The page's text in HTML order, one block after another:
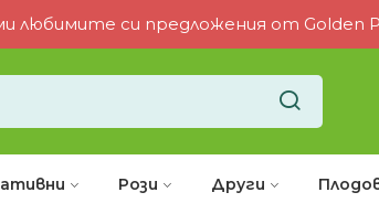
любимите си предложения от Golden
Рози Други